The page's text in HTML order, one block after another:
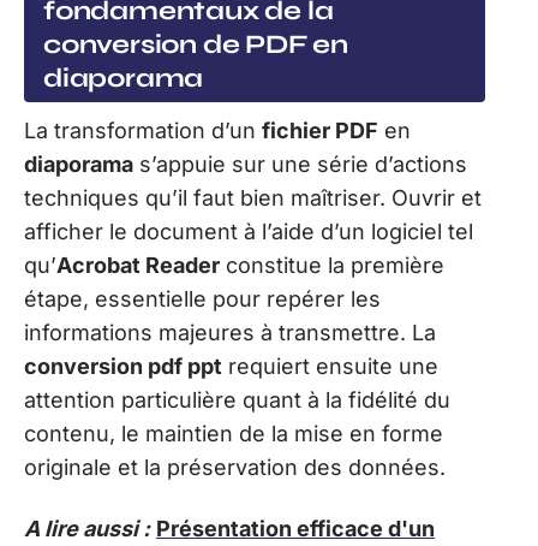
fondamentaux de la
conversion de PDF en
diaporama
La transformation d’un fichier PDF en
diaporama s’appuie sur une série d’actions
techniques qu’il faut bien maîtriser. Ouvrir et
afficher le document à l’aide d’un logiciel tel
qu’Acrobat Reader constitue la première
étape, essentielle pour repérer les
informations majeures à transmettre. La
conversion pdf ppt requiert ensuite une
attention particulière quant à la fidélité du
contenu, le maintien de la mise en forme
originale et la préservation des données.
A lire aussi : Présentation efficace d'un